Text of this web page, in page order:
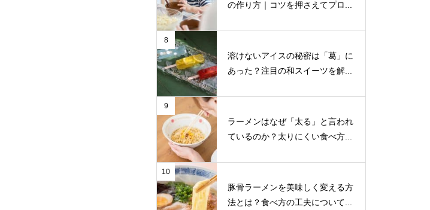
の作り方｜コツを押さえてプロ...
8
溶けないアイスの秘密は「葛」に
あった？注目の和スイーツを解...
9
ラーメンはなぜ「太る」と言われ
ているのか？太りにくい食べ方...
10
豚骨ラーメンを美味しく変える方
法とは？食べ方の工夫について...